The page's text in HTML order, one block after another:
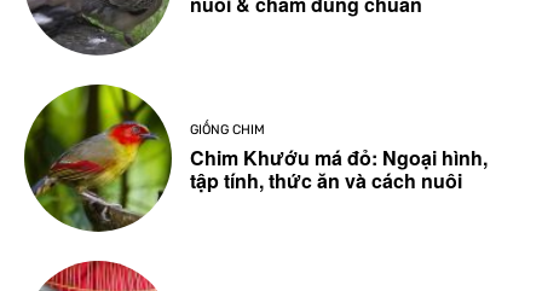
GIỐNG CHIM
Chim Khướu má đỏ: Ngoại hình,
tập tính, thức ăn và cách nuôi